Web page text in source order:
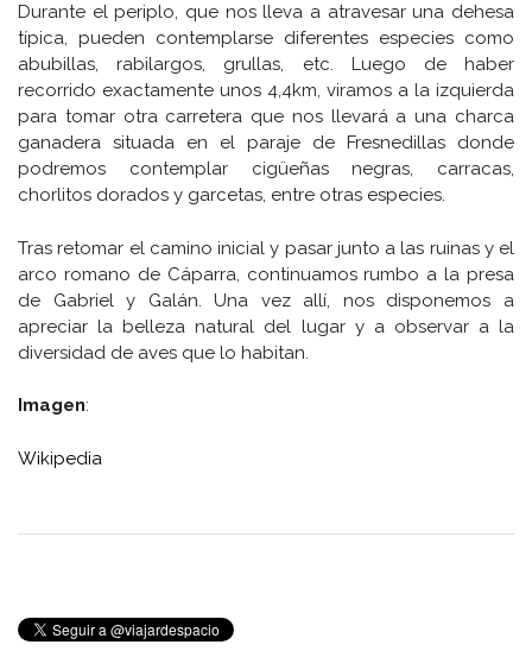
Durante el periplo, que nos lleva a atravesar una dehesa
típica, pueden contemplarse diferentes especies como
abubillas, rabilargos, grullas, etc. Luego de haber
recorrido exactamente unos 4,4km, viramos a la izquierda
para tomar otra carretera que nos llevará a una charca
ganadera situada en el paraje de Fresnedillas donde
podremos contemplar cigüeñas negras, carracas,
chorlitos dorados y garcetas, entre otras especies.
Tras retomar el camino inicial y pasar junto a las ruinas y el
arco romano de Cáparra, continuamos rumbo a la presa
de Gabriel y Galán. Una vez allí, nos disponemos a
apreciar la belleza natural del lugar y a observar a la
diversidad de aves que lo habitan.
Imagen:
Wikipedia